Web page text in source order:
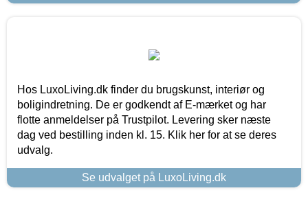
Hos LuxoLiving.dk finder du brugskunst, interiør og
boligindretning. De er godkendt af E-mærket og har
flotte anmeldelser på Trustpilot. Levering sker næste
dag ved bestilling inden kl. 15. Klik her for at se deres
udvalg.
Se udvalget på LuxoLiving.dk